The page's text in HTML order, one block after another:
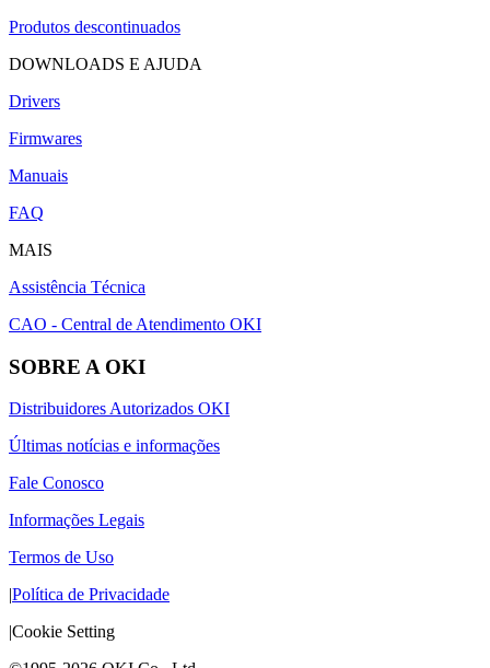
Produtos descontinuados
DOWNLOADS E AJUDA
Drivers
Firmwares
Manuais
FAQ
MAIS
Assistência Técnica
CAO - Central de Atendimento OKI
SOBRE A OKI
Distribuidores Autorizados OKI
Últimas notícias e informações
Fale Conosco
Informações Legais
Termos de Uso
|Política de Privacidade
|Cookie Setting